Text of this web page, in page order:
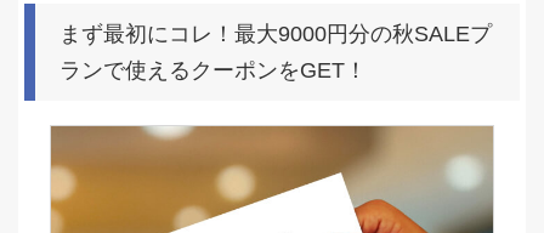
まず最初にコレ！最大9000円分の秋SALEプ
ランで使えるクーポンをGET！